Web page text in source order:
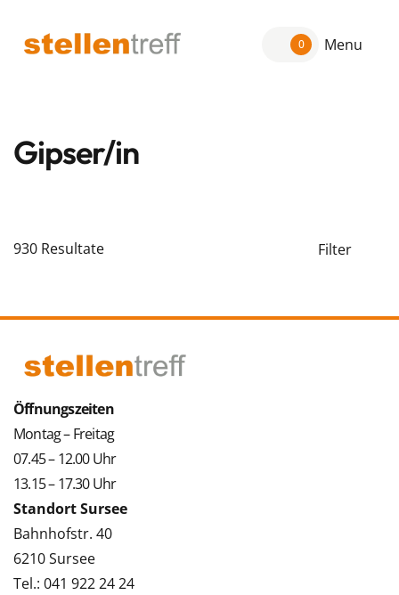
0 Menu
Gipser/in
930 Resultate Filter
Öffnungszeiten
Montag – Freitag
07.45 – 12.00 Uhr
13.15 – 17.30 Uhr
Standort Sursee
Bahnhofstr. 40
6210 Sursee
Tel.: 041 922 24 24